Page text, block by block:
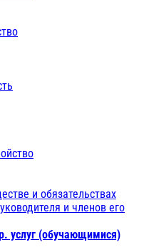
и обязательствах
и членов его
услуг (обучающимися)